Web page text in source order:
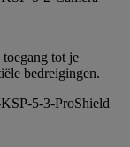
tot je
bedreigingen.